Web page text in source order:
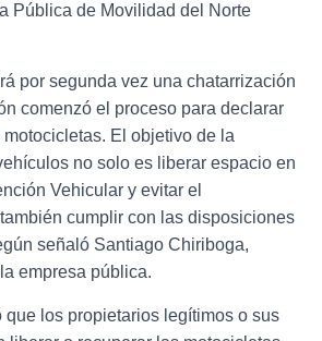
Pública de Movilidad del Norte
por segunda vez una chatarrización
comenzó el proceso para declarar
motocicletas. El objetivo de la
no solo es liberar espacio en
Vehicular y evitar el
cumplir con las disposiciones
señaló Santiago Chiriboga,
empresa pública.
que los propietarios legítimos o sus